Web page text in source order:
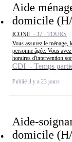
Aide
domicile
ICONE - 37 - TOURS
Vous assurez le ménage,
personne âgée. Vous
horaires d'intervention
CDI - Temps
Publié il y a 23 jours
Aide-
domicile